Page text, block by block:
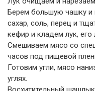
Берем большую чашку и
сахар, соль, перец и
кефир и кладем лук,
Смешиваем мясо со
часов под пищевой
Готовим угли, мясо
углях.